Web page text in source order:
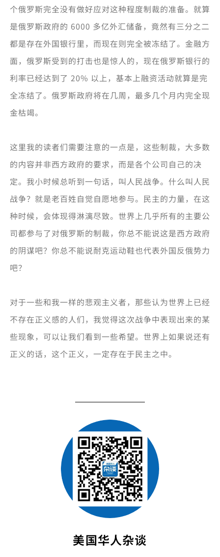
个俄罗斯完全没有做好应对这种程度制裁的准备。就算
是俄罗斯政府的 6000 多亿外汇储备，竟然有三分之二
都是存在外国银行里，而现在则完全被冻结了。金融方
面，俄罗斯受到的打击也是惊人的，现在俄罗斯银行的
利率已经达到了 20% 以上，基本上融资活动就算是完
全冻结了。俄罗斯政府将在几周，最多几个月内完全现
金枯竭。
这里我的读者们需要注意的一点是，这些制裁，大多数
的内容并非西方政府的要求，而是各个公司自己的决
定。我小时候总听到一句话，叫人民战争。什么叫人民
战争？就是老百姓自觉自愿地参与。民主的力量，在这
种时候，会体现得淋漓尽致。世界上几乎所有的主要公
司都参与了对俄罗斯的制裁，你总不能说这是西方政府
的阴谋吧？你总不能说耐克运动鞋也代表外国反俄势力
吧？
对于一些和我一样的悲观主义者，那些认为世界上已经
不存在正义感的人们，我觉得这次战争中表现出来的某
些现象，可以让我们看到一些希望。世界上如果说还有
正义的话，这个正义，一定存在于民主之中。
美国华人杂谈